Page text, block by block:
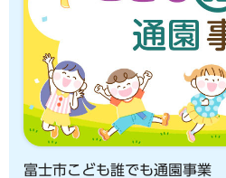
富士市こども誰でも通園事業